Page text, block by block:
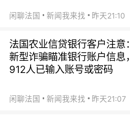
闲聊法国 新闻我来找 昨天21:10
法国农业信贷银行客户注意：
新型诈骗瞄准银行账户信息，
912人已输入账号或密码
闲聊法国 新闻我来找 昨天21:07